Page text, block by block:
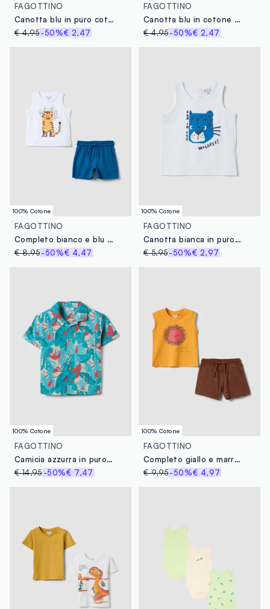
FAGOTTINO
Canotta blu in puro cotone con stampa all over per bimbo regular fit
€ 4,95-50%€ 2,47
FAGOTTINO
Canotta blu in cotone organico con stampa
€ 4,95-50%€ 2,47
100% Cotone
FAGOTTINO
Completo bianco e blu in puro cotone con canotta e shorts
€ 8,95-50%€ 4,47
100% Cotone
FAGOTTINO
Canotta bianca in puro cotone con stampa
€ 5,95-50%€ 2,97
100% Cotone
FAGOTTINO
Camicia azzurra in puro cotone con stampa tropicale
€ 14,95-50%€ 7,47
100% Cotone
FAGOTTINO
Completo giallo e marrone in puro cotone con top e shorts per bimbo regular fit
€ 9,95-50%€ 4,97